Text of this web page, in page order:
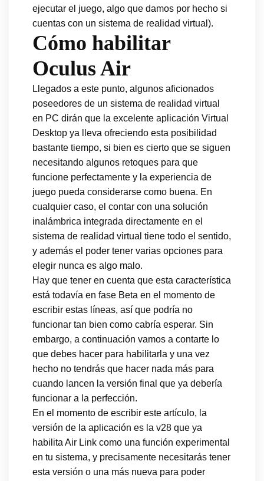
ejecutar el juego, algo que damos por hecho si
cuentas con un sistema de realidad virtual).
Cómo habilitar
Oculus Air
Llegados a este punto, algunos aficionados
poseedores de un sistema de realidad virtual
en PC dirán que la excelente aplicación Virtual
Desktop ya lleva ofreciendo esta posibilidad
bastante tiempo, si bien es cierto que se siguen
necesitando algunos retoques para que
funcione perfectamente y la experiencia de
juego pueda considerarse como buena. En
cualquier caso, el contar con una solución
inalámbrica integrada directamente en el
sistema de realidad virtual tiene todo el sentido,
y además el poder tener varias opciones para
elegir nunca es algo malo.
Hay que tener en cuenta que esta característica
está todavía en fase Beta en el momento de
escribir estas líneas, así que podría no
funcionar tan bien como cabría esperar. Sin
embargo, a continuación vamos a contarte lo
que debes hacer para habilitarla y una vez
hecho no tendrás que hacer nada más para
cuando lancen la versión final que ya debería
funcionar a la perfección.
En el momento de escribir este artículo, la
versión de la aplicación es la v28 que ya
habilita Air Link como una función experimental
en tu sistema, y precisamente necesitarás tener
esta versión o una más nueva para poder